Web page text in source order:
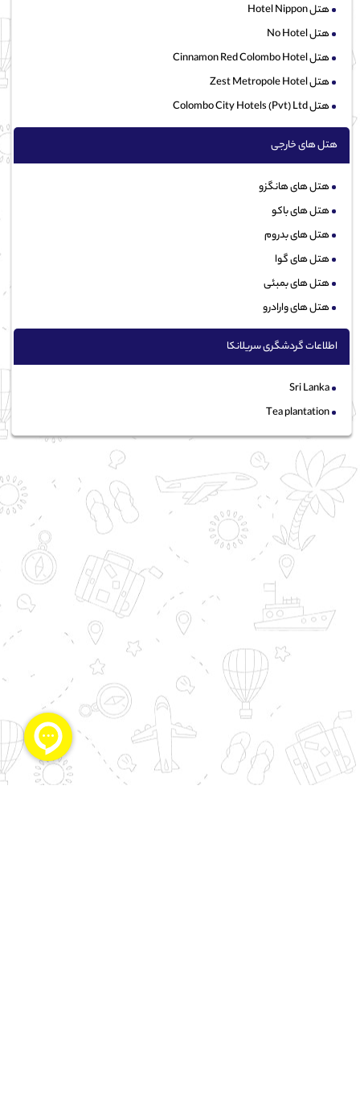
هتل Hotel Nippon
هتل No Hotel
هتل Cinnamon Red Colombo Hotel
هتل Zest Metropole Hotel
هتل Colombo City Hotels (Pvt) Ltd
هتل های خارجی
هتل های هانگزو
هتل های باکو
هتل های بدروم
هتل های گوا
هتل های بمبئی
هتل های وارادرو
اطلاعات گردشگری سریلانکا
Sri Lanka
Tea plantation